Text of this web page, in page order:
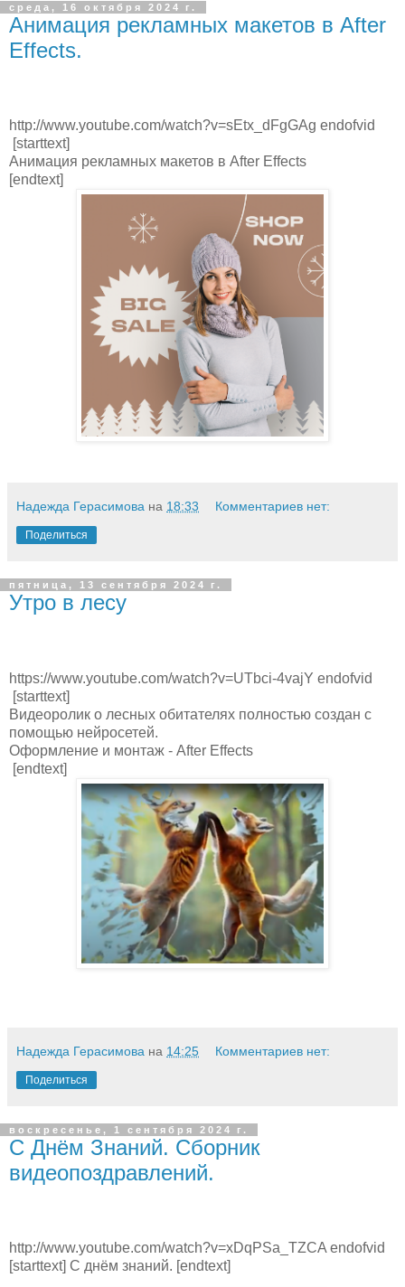
среда, 16 октября 2024 г.
Анимация рекламных макетов в After
Effects.
http://www.youtube.com/watch?v=sEtx_dFgGAg endofvid
[starttext]
Анимация рекламных макетов в After Effects
[endtext]
Надежда Герасимова на 18:33 Комментариев нет:
Поделиться
пятница, 13 сентября 2024 г.
Утро в лесу
https://www.youtube.com/watch?v=UTbci-4vajY endofvid
[starttext]
Видеоролик о лесных обитателях полностью создан с
помощью нейросетей.
Оформление и монтаж - After Effects
[endtext]
Надежда Герасимова на 14:25 Комментариев нет:
Поделиться
воскресенье, 1 сентября 2024 г.
С Днём Знаний. Сборник
видеопоздравлений.
http://www.youtube.com/watch?v=xDqPSa_TZCA endofvid
[starttext] С днём знаний. [endtext]